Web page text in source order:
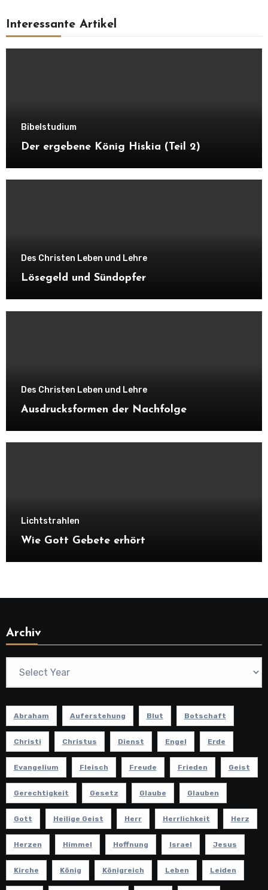
Interessante Artikel
Bibelstudium
Der ergebene König Hiskia (Teil 2)
Des Christen Leben und Lehre
Lösegeld und Sündopfer
Des Christen Leben und Lehre
Ausdrucksformen der Nachfolge
Lichtstrahlen
Wie Gott Gebete erhört
Archiv
Abraham Auferstehung Blut Botschaft
Christi Christus Dienst Engel Erde
Evangelium Fleisch Freude Frieden Geist
Gerechtigkeit Gesetz Glaube Glauben
Gott Heilige Geist Herr Herrlichkeit Herz
Herzen Himmel Hoffnung Israel Jesus
Kirche König Königreich Leben Leiden